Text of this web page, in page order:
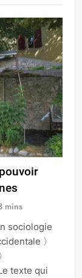
mins
sociologie
〉
texte qui